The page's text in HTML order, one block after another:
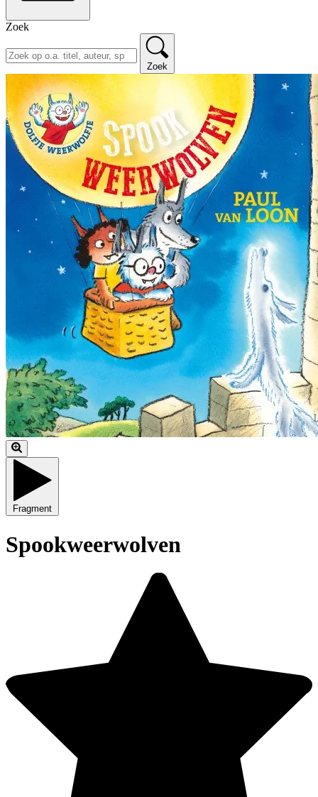
Zoek
Zoek
Fragment
Spookweerwolven